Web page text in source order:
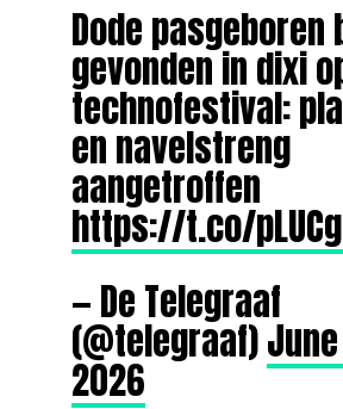
Dode pasgeboren
gevonden in dixi
technofestival:
en navelstreng
aangetroffen
https://t.co/
— De Telegraaf
(@telegraaf)
2026